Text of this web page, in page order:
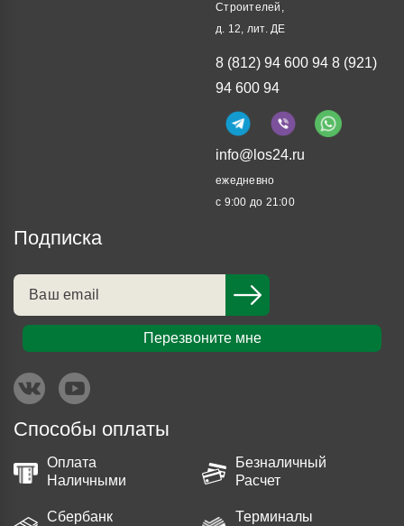
Строителей,
д. 12, лит. ДЕ
8 (812) 94 600 94 8 (921)
94 600 94
info@los24.ru
ежедневно
с 9:00 до 21:00
Подписка
Перезвоните мне
Способы оплаты
Оплата
Наличными
Безналичный
Расчет
Сбербанк
Терминалы